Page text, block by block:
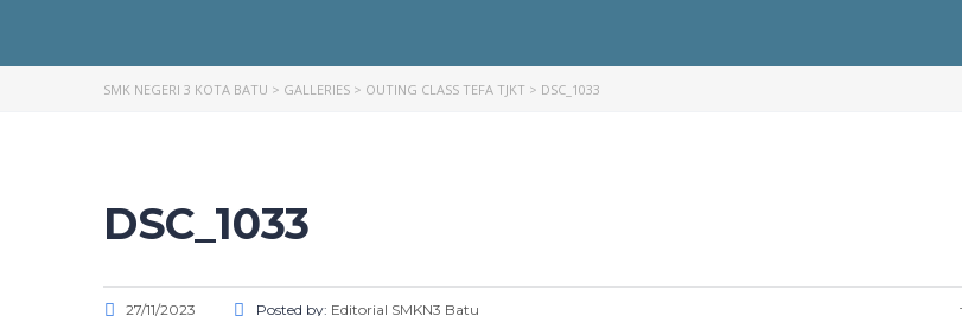
SMK NEGERI 3 KOTA BATU > GALLERIES > OUTING CLASS TEFA TJKT > DSC_1033
DSC_1033
27/11/2023 Posted by: Editorial SMKN3 Batu